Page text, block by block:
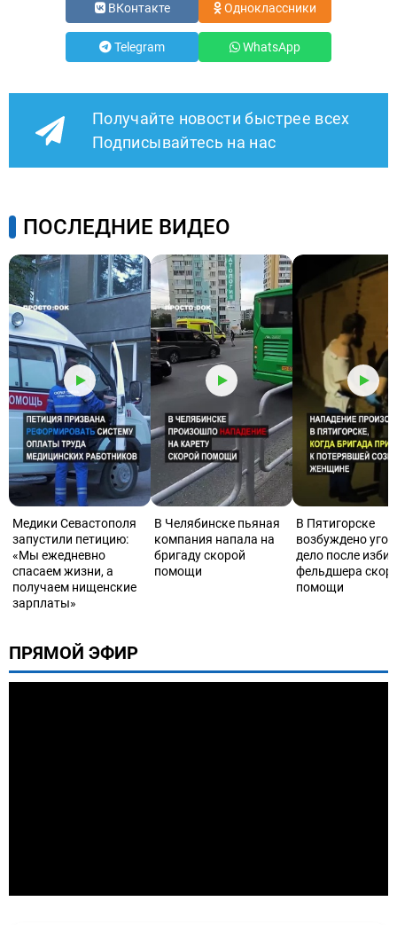
ВКонтакте Одноклассники
Telegram WhatsApp
Получайте новости быстрее всех
Подписывайтесь на нас
ПОСЛЕДНИЕ ВИДЕО
Медики Севастополя
запустили петицию:
«Мы ежедневно
спасаем жизни, а
получаем нищенские
зарплаты»
В Челябинске пьяная
компания напала на
бригаду скорой
помощи
В Пятигорске
возбуждено
дело после
фельдшера
помощи
ПРЯМОЙ ЭФИР